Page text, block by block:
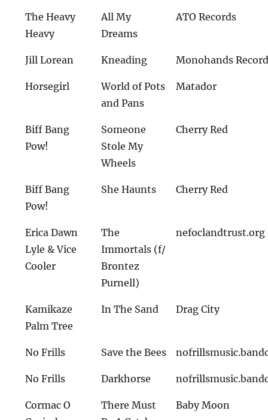
The Heavy
Heavy
All My
Dreams
ATO Records
Jill Lorean Kneading Monohands
Horsegirl
World of Pots
and Pans
Matador
Biff Bang
Pow!
Someone
Stole My
Wheels
Cherry Red
Biff Bang
Pow!
She Haunts Cherry Red
Erica Dawn
Lyle & Vice
Cooler
The
Immortals (f/
Brontez
Purnell)
nefoclandtrust.org
Kamikaze
Palm Tree
In The Sand Drag City
No Frills Save the Bees
No Frills Darkhorse
Cormac O
There Must
Baby Moon